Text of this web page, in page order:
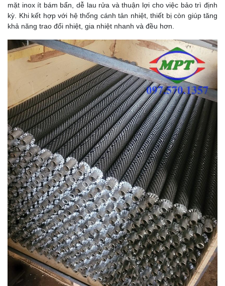
mặt inox ít bám bẩn, dễ lau rửa và thuận lợi cho việc bảo trì định
kỳ. Khi kết hợp với hệ thống cánh tản nhiệt, thiết bị còn giúp tăng
khả năng trao đổi nhiệt, gia nhiệt nhanh và đều hơn.